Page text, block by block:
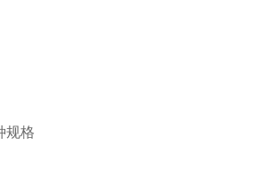
规格